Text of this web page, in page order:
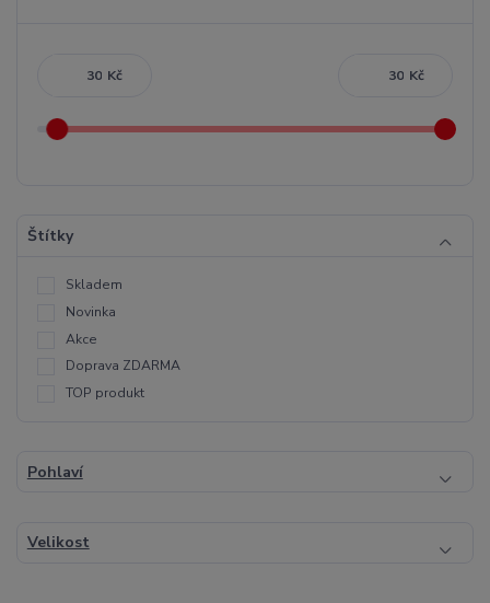
Kč Kč
Štítky
Skladem
Novinka
Akce
Doprava ZDARMA
TOP produkt
Pohlaví
Velikost